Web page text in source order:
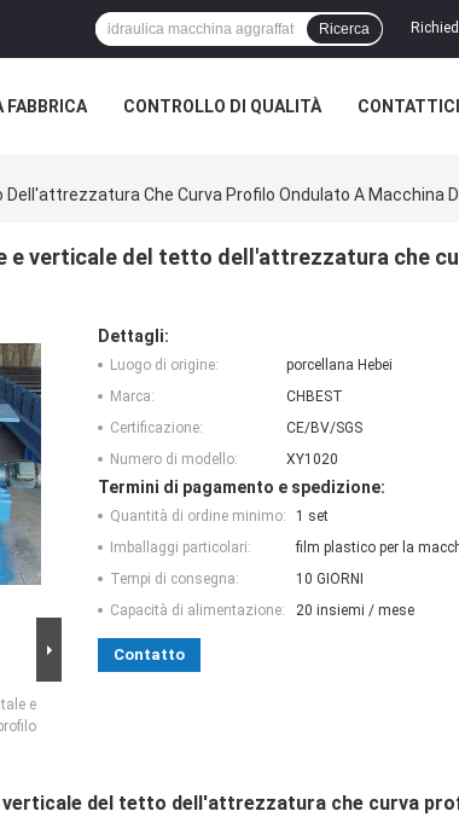
Ricerca
FABBRICA CONTROLLO DI QUALITÀ CONTATTICI
Che Curva Profilo Ondulato A Macchina
e verticale del tetto dell'attrezzatura che
e
Dettagli:
Luogo di origine:
porcellana Hebei
Marca:
CHBEST
Certificazione:
CE/BV/SGS
Numero di modello:
XY1020
Termini di pagamento e spedizione:
Quantità di ordine minimo:
1 set
Imballaggi particolari:
film plastico per la
Tempi di consegna:
10 GIORNI
Capacità di alimentazione:
20 insiemi / mese
Contatto
del tetto dell'attrezzatura che curva